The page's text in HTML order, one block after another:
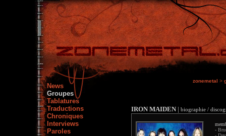
News
Groupes
Tablatures
Traductions
Chroniques
Interviews
Paroles
zonemetal >
IRON MAIDEN | biographie /
-